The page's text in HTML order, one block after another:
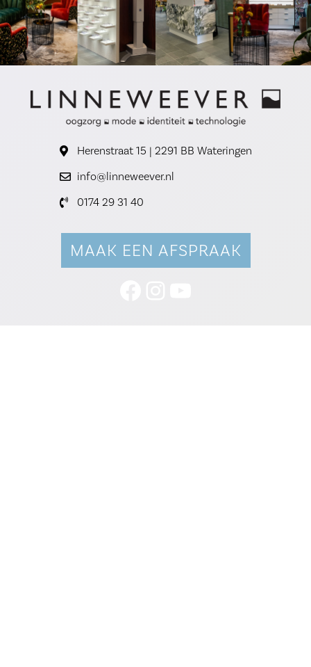
Herenstraat 15 | 2291 BB Wateringen
info@linneweever.nl
0174 29 31 40
MAAK EEN AFSPRAAK